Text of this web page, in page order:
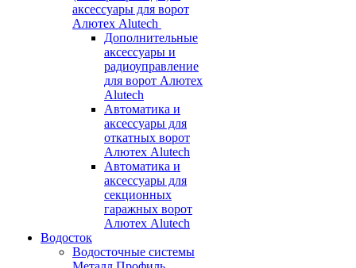
аксессуары для ворот
Алютех Alutech
Дополнительные
аксессуары и
радиоуправление
для ворот Алютех
Alutech
Автоматика и
аксессуары для
откатных ворот
Алютех Alutech
Автоматика и
аксессуары для
секционных
гаражных ворот
Алютех Alutech
Водосток
Водосточные системы